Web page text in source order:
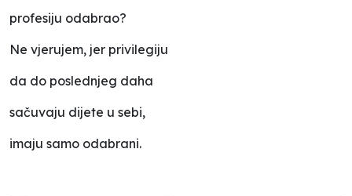
profesiju odabrao?
Ne vjerujem, jer privilegiju
da do poslednjeg daha
sačuvaju dijete u sebi,
imaju samo odabrani.